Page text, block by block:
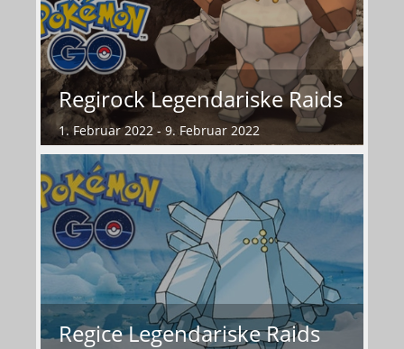
Regirock Legendariske Raids
1. Februar 2022 - 9. Februar 2022
Regice Legendariske Raids